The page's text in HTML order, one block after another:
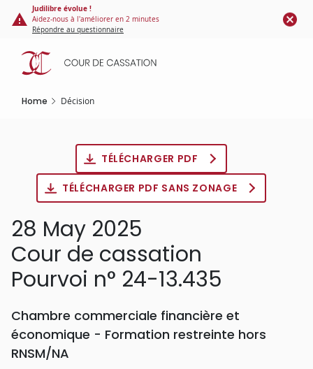
Cookies management panel
content
Judilibre évolue !
Aidez-nous à l'améliorer en 2 minutes
Répondre au questionnaire
Home Décision
TÉLÉCHARGER PDF
TÉLÉCHARGER PDF SANS ZONAGE
28 May 2025
Cour de cassation
Pourvoi n° 24-13.435
Chambre commerciale financière et
économique - Formation restreinte hors
RNSM/NA